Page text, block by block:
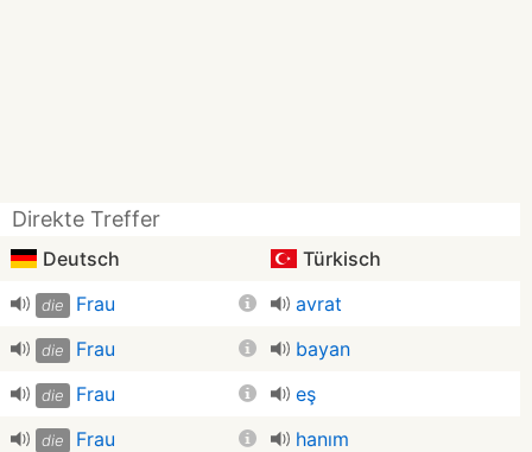
Direkte Treffer
Deutsch Türkisch
die Frau avrat
die Frau bayan
die Frau eş
die Frau hanım